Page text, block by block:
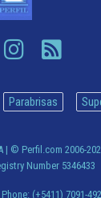
Parabrisas
| © Perfil.com 2006-
Number 5346433
Phone: (+5411) 7091-